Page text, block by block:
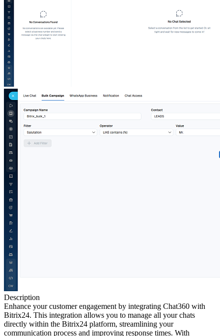
Description
Enhance your customer engagement by integrating Chat360 with
Bitrix24. This integration allows you to manage all your chats
directly within the Bitrix24 platform, streamlining your
communication process and improving response times. With